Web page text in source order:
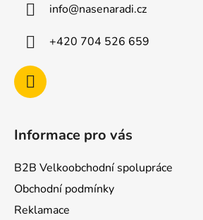
info@nasenaradi.cz
+420 704 526 659
Informace pro vás
B2B Velkoobchodní spolupráce
Obchodní podmínky
Reklamace